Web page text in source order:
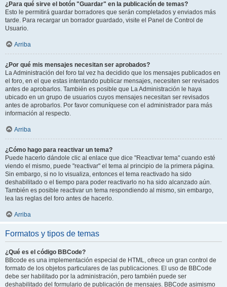
¿Para qué sirve el botón "Guardar" en la publicación de temas?
Esto le permitirá guardar borradores que serán completados y enviados más
tarde. Para recargar un borrador guardado, visite el Panel de Control de
Usuario.
Arriba
¿Por qué mis mensajes necesitan ser aprobados?
La Administración del foro tal vez ha decidido que los mensajes publicados en
el foro, en el que estas intentando publicar mensajes, necesiten ser revisados
antes de aprobarlos. También es posible que La Administración le haya
ubicado en un grupo de usuarios cuyos mensajes necesitan ser revisados
antes de aprobarlos. Por favor comuníquese con el administrador para más
información al respecto.
Arriba
¿Cómo hago para reactivar un tema?
Puede hacerlo dándole clic al enlace que dice "Reactivar tema" cuando esté
viendo el mismo, puede "reactivar" el tema al principio de la primera página.
Sin embargo, si no lo visualiza, entonces el tema reactivado ha sido
deshabilitado o el tiempo para poder reactivarlo no ha sido alcanzado aún.
También es posible reactivar un tema respondiendo al mismo, sin embargo,
lea las reglas del foro antes de hacerlo.
Arriba
Formatos y tipos de temas
¿Qué es el código BBCode?
BBcode es una implementación especial de HTML, ofrece un gran control de
formato de los objetos particulares de las publicaciones. El uso de BBCode
debe ser habilitado por la administración, pero también puede ser
deshabilitado del formulario de publicación de mensajes. BBCode asimismo